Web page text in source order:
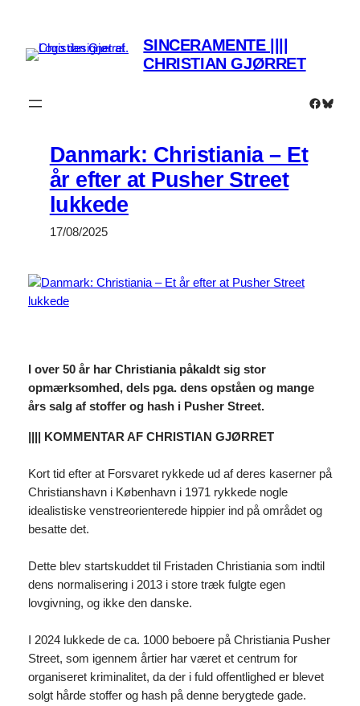
indhold
SINCERAMENTE ||||
CHRISTIAN GJØRRET
Danmark: Christiania – Et
år efter at Pusher Street
lukkede
17/08/2025
I over 50 år har Christiania påkaldt sig stor
opmærksomhed, dels pga. dens opståen og mange
års salg af stoffer og hash i Pusher Street.
|||| KOMMENTAR AF CHRISTIAN GJØRRET
Kort tid efter at Forsvaret rykkede ud af deres kaserner på
Christianshavn i København i 1971 rykkede nogle
idealistiske venstreorienterede hippier ind på området og
besatte det.
Dette blev startskuddet til Fristaden Christiania som indtil
dens normalisering i 2013 i store træk fulgte egen
lovgivning, og ikke den danske.
I 2024 lukkede de ca. 1000 beboere på Christiania Pusher
Street, som igennem årtier har været et centrum for
organiseret kriminalitet, da der i fuld offentlighed er blevet
solgt hårde stoffer og hash på denne berygtede gade.